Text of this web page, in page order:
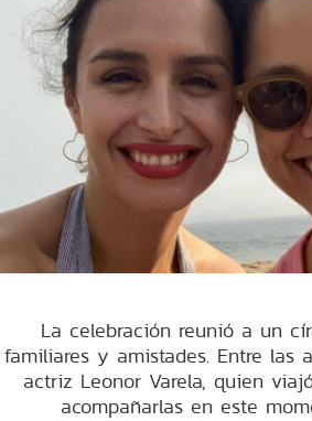
La celebración reunió a un
familiares y amistades. Entre las
actriz Leonor Varela, quien
acompañarlas en este